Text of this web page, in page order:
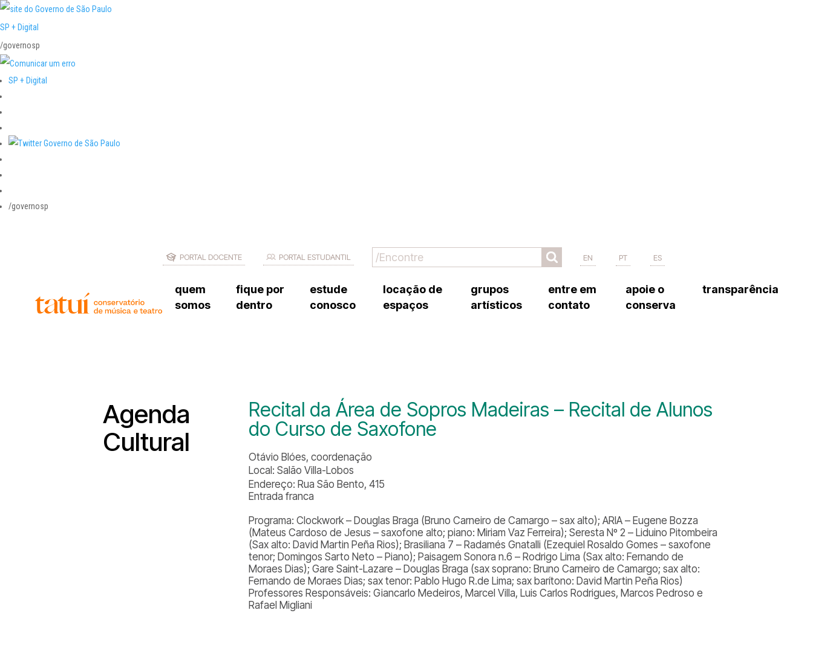
SP + Digital
/governosp
SP + Digital
/governosp
PORTAL DOCENTE PORTAL ESTUDANTIL EN PT ES
quem
somos
fique por
dentro
estude
conosco
locação de
espaços
grupos
artísticos
entre em
contato
assessoria de imprensa
trabalhe conosco
apoie o
conserva
transparência
Agenda
Cultural
Recital da Área de Sopros Madeiras – Recital de Alunos
do Curso de Saxofone
Otávio Blóes, coordenação
Local: Salão Villa-Lobos
Endereço: Rua São Bento, 415
Entrada franca
Programa: Clockwork – Douglas Braga (Bruno Carneiro de Camargo – sax alto); ARIA – Eugene Bozza
(Mateus Cardoso de Jesus – saxofone alto; piano: Miriam Vaz Ferreira); Seresta Nº 2 – Liduino Pitombeira
(Sax alto: David Martin Peña Rios); Brasiliana 7 – Radamés Gnatalli (Ezequiel Rosaldo Gomes – saxofone
tenor; Domingos Sarto Neto – Piano); Paisagem Sonora n.6 – Rodrigo Lima (Sax alto: Fernando de
Moraes Dias); Gare Saint-Lazare – Douglas Braga (sax soprano: Bruno Carneiro de Camargo; sax alto:
Fernando de Moraes Dias; sax tenor: Pablo Hugo R.de Lima; sax barítono: David Martin Peña Rios)
Professores Responsáveis: Giancarlo Medeiros, Marcel Villa, Luis Carlos Rodrigues, Marcos Pedroso e
Rafael Migliani